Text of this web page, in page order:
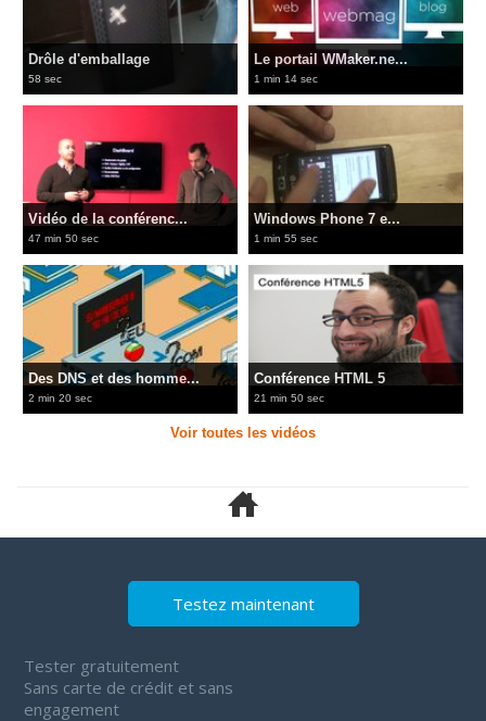
Drôle d'emballage
58 sec
Le portail WMaker.ne...
1 min 14 sec
Vidéo de la conférenc...
47 min 50 sec
Windows Phone 7 e...
1 min 55 sec
Des DNS et des homme...
2 min 20 sec
Conférence HTML 5
21 min 50 sec
Voir toutes les vidéos
Testez maintenant
Tester gratuitement
Sans carte de crédit et sans
engagement